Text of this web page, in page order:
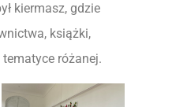
kiermasz, gdzie
książki,
różanej.